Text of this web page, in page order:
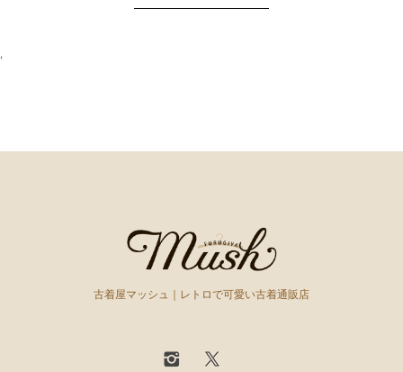
‘
古着屋マッシュ｜レトロで可愛い古着通販店